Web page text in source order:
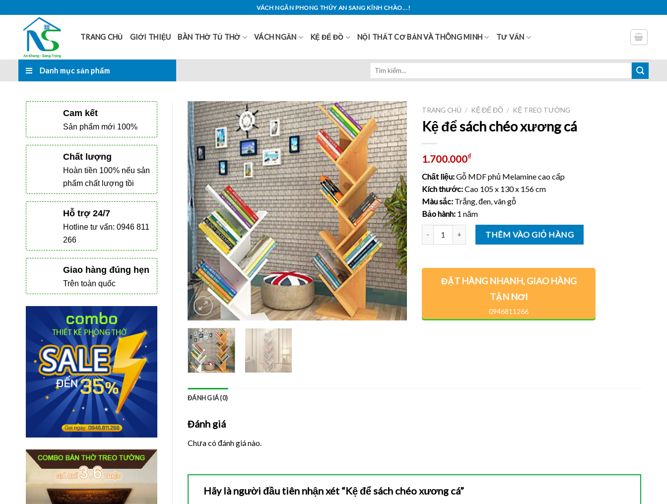
to
content
VÁCH NGĂN PHONG THỦY AN SANG KÍNH CHÀO...!
TRANG CHỦ GIỚI THIỆU BÀN THỜ TỦ THỜ VÁCH NGĂN KỆ ĐỂ ĐỒ NỘI THẤT CƠ BẢN VÀ THÔNG MINH TƯ VẤN
Danh mục sản phẩm
Tìm
Cam kết
Sản phẩm mới 100%
Chất lượng
Hoàn tiền 100% nếu sản
phẩm chất lượng tồi
Hỗ trợ 24/7
Hotline tư vấn: 0946 811
266
Giao hàng đúng hẹn
Trên toàn quốc
TRANG CHỦ / KỆ ĐỂ ĐỒ / KỆ TREO TƯỜNG
Kệ để sách chéo xương cá
1.700.000₫
Chất liệu:Gỗ MDF phủ Melamine cao cấp
Kích thước:Cao 105 x 130 x 156 cm
Màu sắc: Trắng, đen, vân gỗ
Bảo hành: 1 năm
THÊM VÀO GIỎ HÀNG
ĐẶT HÀNG NHANH, GIAO HÀNG
TẬN NƠI
0946811266
ĐÁNH GIÁ (0)
Đánh giá
Chưa có đánh giá nào.
Hãy là người đầu tiên nhận xét “Kệ để sách chéo xương cá”